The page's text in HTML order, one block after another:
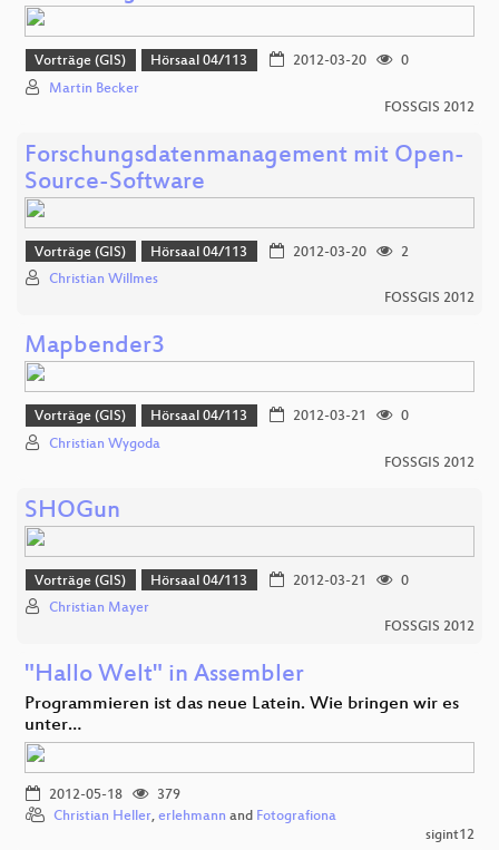
Vorträge (GIS) Hörsaal 04/113 2012-03-20
0
Martin Becker
FOSSGIS 2012
Forschungsdatenmanagement mit Open-
Source-Software
Vorträge (GIS) Hörsaal 04/113 2012-03-20
2
Christian Willmes
FOSSGIS 2012
Mapbender3
Vorträge (GIS) Hörsaal 04/113 2012-03-21
0
Christian Wygoda
FOSSGIS 2012
SHOGun
Vorträge (GIS) Hörsaal 04/113 2012-03-21
0
Christian Mayer
FOSSGIS 2012
"Hallo Welt" in Assembler
Programmieren ist das neue Latein. Wie bringen wir es
unter…
2012-05-18
379
Christian Heller, erlehmann and Fotografiona
sigint12